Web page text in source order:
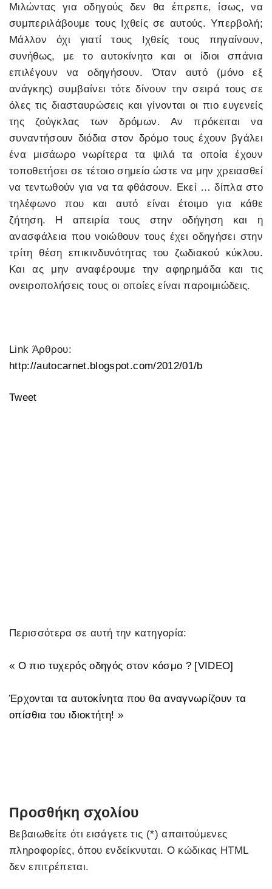
Μιλώντας για οδηγούς δεν θα έπρεπε, ίσως, να
συμπεριλάβουμε τους Ιχθείς σε αυτούς. Υπερβολή;
Μάλλον όχι γιατί τους Ιχθείς τους πηγαίνουν,
συνήθως, με το αυτοκίνητο και οι ίδιοι σπάνια
επιλέγουν να οδηγήσουν. Όταν αυτό (μόνο εξ
ανάγκης) συμβαίνει τότε δίνουν την σειρά τους σε
όλες τις διασταυρώσεις και γίνονται οι πιο ευγενείς
της ζούγκλας των δρόμων. Αν πρόκειται να
συναντήσουν διόδια στον δρόμο τους έχουν βγάλει
ένα μισάωρο νωρίτερα τα ψιλά τα οποία έχουν
τοποθετήσει σε τέτοιο σημείο ώστε να μην χρειασθεί
να τεντωθούν για να τα φθάσουν. Εκεί … δίπλα στο
τηλέφωνο που και αυτό είναι έτοιμο για κάθε
ζήτηση. Η απειρία τους στην οδήγηση και η
ανασφάλεια που νοιώθουν τους έχει οδηγήσει στην
τρίτη θέση επικινδυνότητας του ζωδιακού κύκλου.
Και ας μην αναφέρουμε την αφηρημάδα και τις
ονειροπολήσεις τους οι οποίες είναι παροιμιώδεις.
Link Άρθρου:
http://autocarnet.blogspot.com/2012/01/b
Tweet
Περισσότερα σε αυτή την κατηγορία:
« Ο πιο τυχερός οδηγός στον κόσμο ? [VIDEO]
Έρχονται τα αυτοκίνητα που θα αναγνωρίζουν τα
οπίσθια του ιδιοκτήτη! »
Προσθήκη σχολίου
Βεβαιωθείτε ότι εισάγετε τις (*) απαιτούμενες
πληροφορίες, όπου ενδείκνυται. Ο κώδικας HTML
δεν επιτρέπεται.